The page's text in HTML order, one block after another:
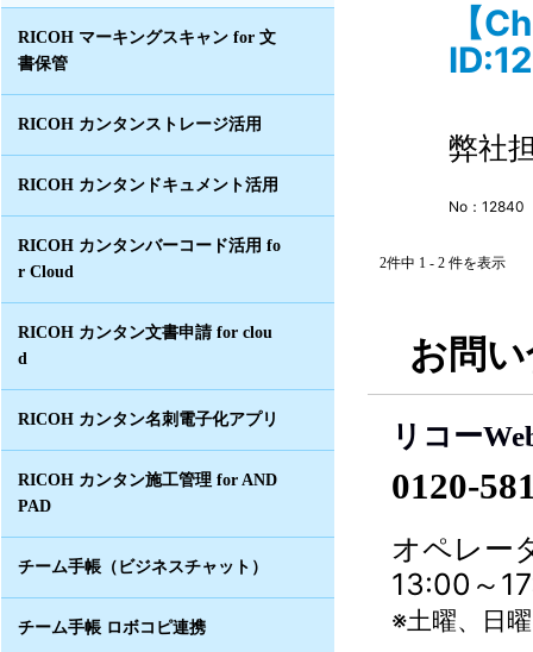
RICOH マーキングスキャン for 文
書保管
RICOH カンタンストレージ活用
RICOH カンタンドキュメント活用
RICOH カンタンバーコード活用 fo
r Cloud
RICOH カンタン文書申請 for clou
d
RICOH カンタン名刺電子化アプリ
RICOH カンタン施工管理 for AND
PAD
チーム手帳（ビジネスチャット）
チーム手帳 ロボコピ連携
【
弊社
No：12840
2件中 1 - 2 件を表示
お問
リコー
0120-
オペレー
13:00～
※土曜、日